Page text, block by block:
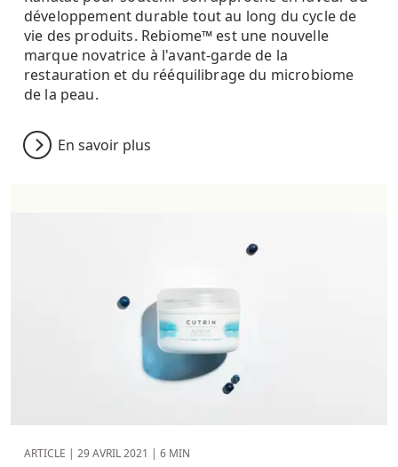
développement durable tout au long du cycle de
vie des produits. Rebiome™ est une nouvelle
marque novatrice à l'avant-garde de la
restauration et du rééquilibrage du microbiome
de la peau.
En savoir plus
ARTICLE | 29 AVRIL 2021 | 6 MIN